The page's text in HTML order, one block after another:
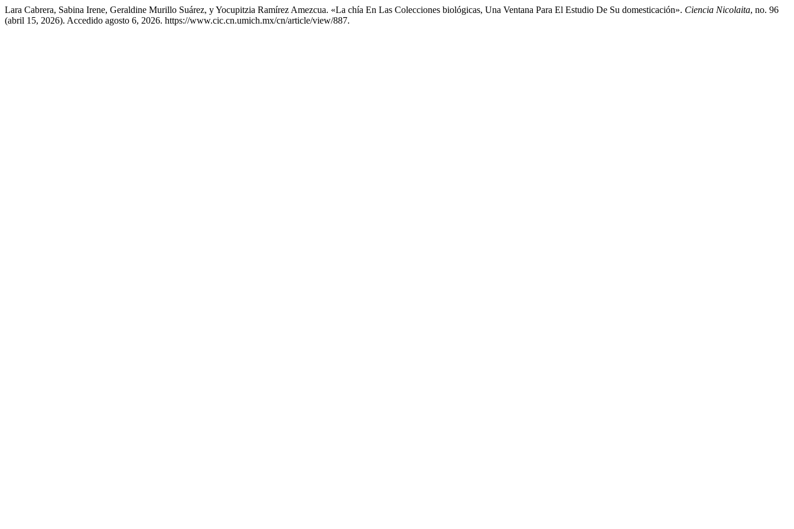
Lara Cabrera, Sabina Irene, Geraldine Murillo Suárez, y Yocupitzia Ramírez Amezcua. «La chía En Las Colecciones biológicas, Una Ventana Para El Estudio De Su domesticación». Ciencia Nicolaita, no. 96
(abril 15, 2026). Accedido agosto 6, 2026. https://www.cic.cn.umich.mx/cn/article/view/887.